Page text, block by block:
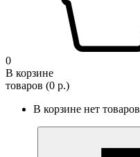
0
В корзине
товаров (0 р.)
В корзине нет товаров